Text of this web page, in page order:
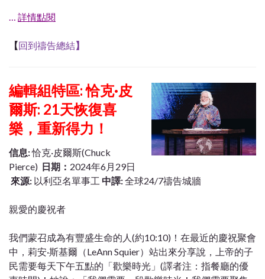
詳情點閱
【回到禱告總結】
編輯組特區: 恰克·皮
爾斯: 21天恢復喜
樂，重新得力！
信息:恰克·皮爾斯(Chuck
Pierce) 日期： 2024年6月29日
來源: 以利亞名單事工 中譯:全球24/7禱告城牆
親愛的慶祝者
我們蒙召成為有豐盛生命的人(約10:10)！在最近的慶祝聚會
中，莉安·斯基爾（LeAnn Squier）站出來分享說，上帝的子
民需要每天下午五點的「歡樂時光」(譯者注：指餐廳的優